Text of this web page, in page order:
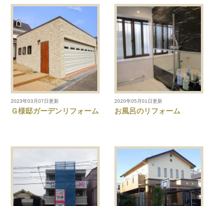
2023年03月07日更新
Ｇ様邸ガーデンリフォーム
2020年05月01日更新
お風呂のリフォーム